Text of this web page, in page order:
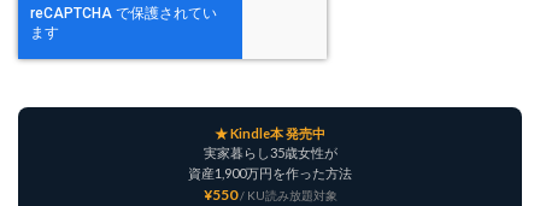
★ Kindle本 発売中
実家暮らし35歳女性が
資産1,900万円を作った方法
¥550 / KU読み放題対象